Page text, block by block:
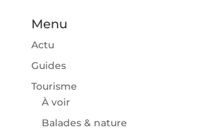
Menu
Actu
Guides
Tourisme
À voir
Balades & nature